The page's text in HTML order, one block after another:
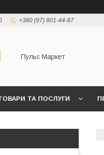
+380 (97) 801-44-87
Пульс Маркет
ТА ПОСЛУГИ